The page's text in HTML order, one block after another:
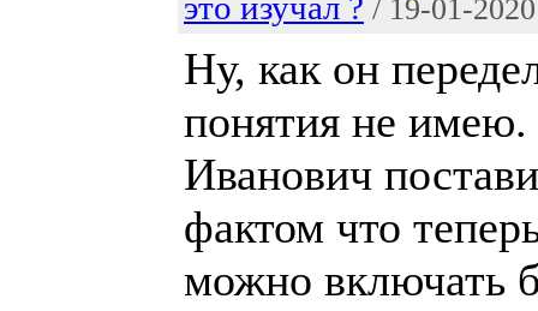
/ 19-01-
Ну, как он
понятия не
Иванович
фактом что
можно включать